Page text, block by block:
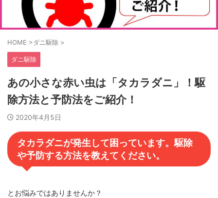
HOME >ダニ駆除 >
ダニ駆除
あの小さな赤い虫は「タカラダニ」！駆
除方法と予防法をご紹介！
2020年4月5日
タカラダニが発生して困っています。駆除
や予防する方法を教えてください。
とお悩みではありませんか？